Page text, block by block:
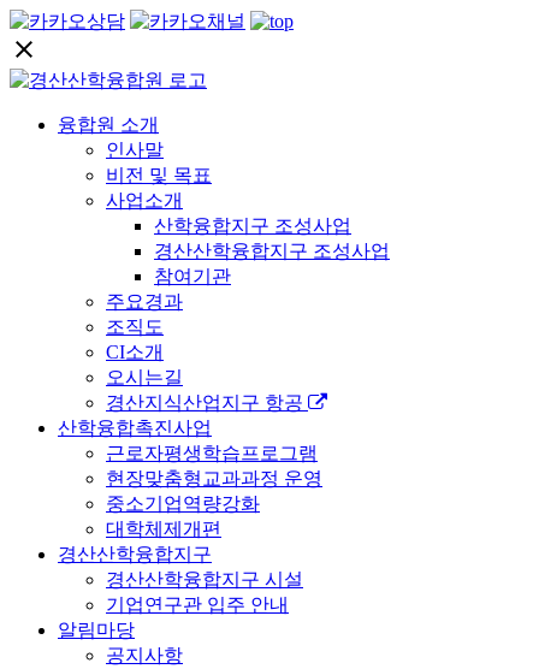
close
융합원 소개
인사말
비전 및 목표
사업소개
산학융합지구 조성사업
경산산학융합지구 조성사업
참여기관
주요경과
조직도
CI소개
오시는길
경산지식산업지구 항공
산학융합촉진사업
근로자평생학습프로그램
현장맞춤형교과과정 운영
중소기업역량강화
대학체제개편
경산산학융합지구
경산산학융합지구 시설
기업연구관 입주 안내
알림마당
공지사항